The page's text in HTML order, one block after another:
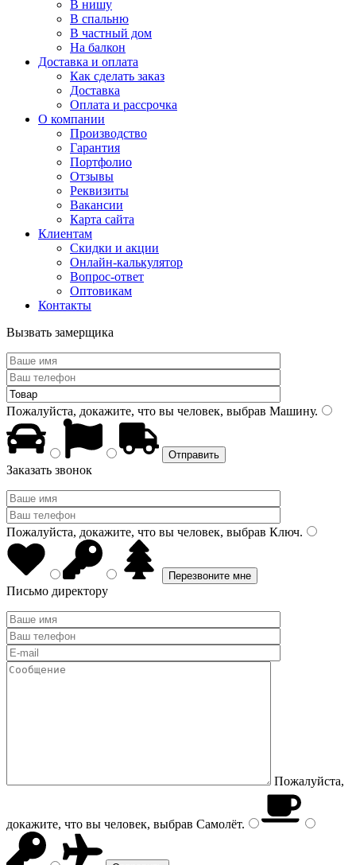
В нишу
В спальню
В частный дом
На балкон
Доставка и оплата
Как сделать заказ
Доставка
Оплата и рассрочка
О компании
Производство
Гарантия
Портфолио
Отзывы
Реквизиты
Вакансии
Карта сайта
Клиентам
Скидки и акции
Онлайн-калькулятор
Вопрос-ответ
Оптовикам
Контакты
Вызвать замерщика
Пожалуйста, докажите, что вы человек, выбрав Машину.
Заказать звонок
Пожалуйста, докажите, что вы человек, выбрав Ключ.
Письмо директору
Пожалуйста,
докажите, что вы человек, выбрав Самолёт.